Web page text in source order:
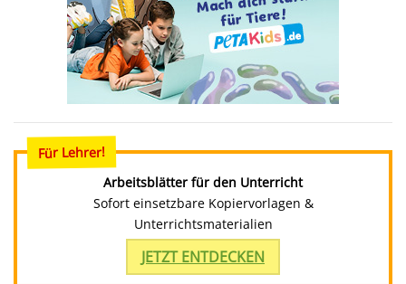
Für Lehrer!
Arbeitsblätter für den Unterricht
Sofort einsetzbare Kopiervorlagen &
Unterrichtsmaterialien
JETZT ENTDECKEN